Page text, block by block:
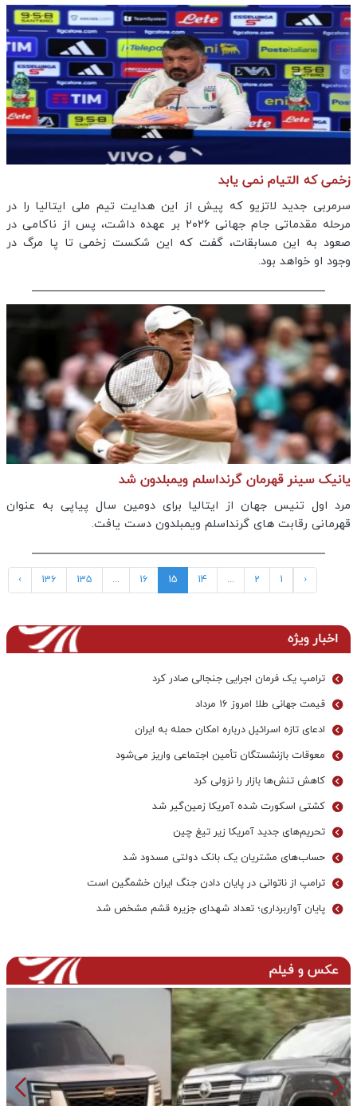
زخمی که التیام نمی یابد
سرمربی جدید لاتزیو که پیش از این هدایت تیم ملی ایتالیا را در
مرحله مقدماتی جام جهانی ۲۰۲۶ بر عهده داشت، پس از ناکامی در
صعود به این مسابقات، گفت که این شکست زخمی تا پا مرگ در
وجود او خواهد بود.
یانیک سینر قهرمان گرنداسلم ویمبلدون شد
مرد اول تنیس جهان از ایتالیا برای دومین سال پیاپی به عنوان
قهرمانی رقابت های گرنداسلم ویمبلدون دست یافت.
‹
1
2
...
14
15
16
...
135
136
›
اخبار ویژه
ترامپ یک فرمان اجرایی جنجالی صادر کرد
قیمت جهانی طلا امروز ۱۶ مرداد
ادعای تازه اسرائیل درباره امکان حمله به ایران
معوقات بازنشستگان تأمین اجتماعی واریز می‌شود
کاهش تنش‌ها بازار را نزولی کرد
کشتی اسکورت شده آمریکا زمین‌گیر شد
تحریم‌های جدید آمریکا زیر تیغ چین
حساب‌های مشتریان یک بانک‌ دولتی مسدود شد
ترامپ از ناتوانی در پایان دادن جنگ ایران خشمگین است
پایان آواربرداری؛ تعداد شهدای جزیره قشم مشخص شد
عکس و فیلم